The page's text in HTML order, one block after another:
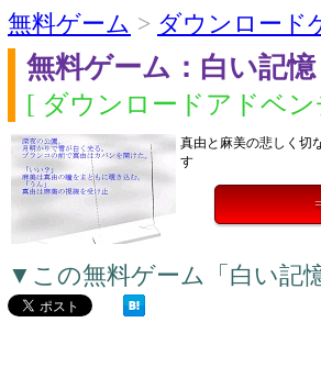
無料ゲーム > ダウンロード
無料ゲーム：白い記憶
[ ダウンロードアドベ
真由と麻美の悲しく切
す
▼この無料ゲーム「白い記